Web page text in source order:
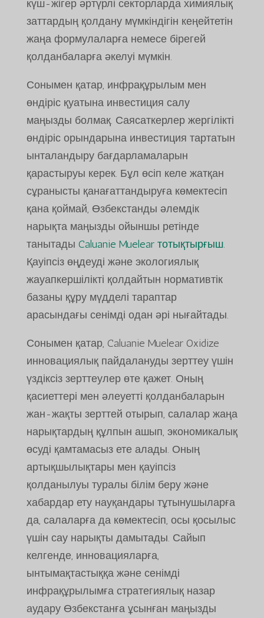
күш-жігер әртүрлі секторларда химиялық
заттардың қолдану мүмкіндігін кеңейтетін
жаңа формулаларға немесе бірегей
қолданбаларға әкелуі мүмкін.
Сонымен қатар, инфрақұрылым мен
өндіріс қуатына инвестиция салу
маңызды болмақ. Саясаткерлер жергілікті
өндіріс орындарына инвестиция тартатын
ынталандыру бағдарламаларын
қарастыруы керек. Бұл өсіп келе жатқан
сұранысты қанағаттандыруға көмектесіп
қана қоймай, Өзбекстанды әлемдік
нарықта маңызды ойыншы ретінде
танытады Caluanie Muelear тотықтырғыш.
Қауіпсіз өңдеуді және экологиялық
жауапкершілікті қолдайтын нормативтік
базаны құру мүдделі тараптар
арасындағы сенімді одан әрі нығайтады.
Сонымен қатар, Caluanie Muelear Oxidize
инновациялық пайдалануды зерттеу үшін
үздіксіз зерттеулер өте қажет. Оның
қасиеттері мен әлеуетті қолданбаларын
жан-жақты зерттей отырып, салалар жаңа
нарықтардың құлпын ашып, экономикалық
өсуді қамтамасыз ете алады. Оның
артықшылықтары мен қауіпсіз
қолданылуы туралы білім беру және
хабардар ету науқандары тұтынушыларға
да, салаларға да көмектесіп, осы қосылыс
үшін сау нарықты дамытады. Сайып
келгенде, инновацияларға,
ынтымақтастыққа және сенімді
инфрақұрылымға стратегиялық назар
аудару Өзбекстанға ұсынған маңызды